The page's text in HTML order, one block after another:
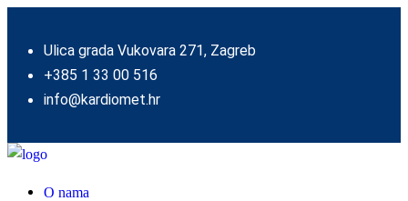
Ulica grada Vukovara 271, Zagreb
+385 1 33 00 516
info@kardiomet.hr
O nama